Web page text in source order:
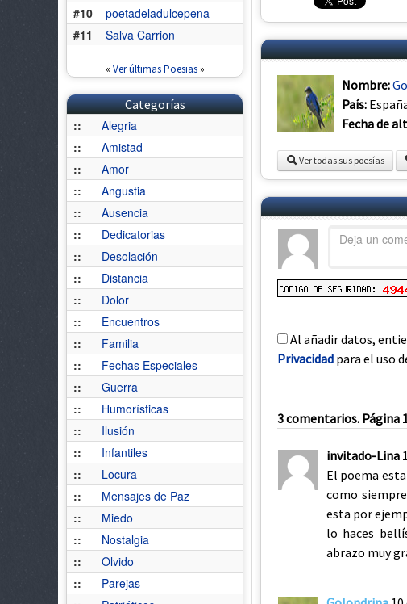
#10
poetadeladulcepena
#11
Salva Carrion
« Ver últimas Poesias»
Categorías
::
Alegria
::
Amistad
::
Amor
::
Angustia
::
Ausencia
::
Dedicatorias
::
Desolación
::
Distancia
::
Dolor
::
Encuentros
::
Familia
::
Fechas Especiales
::
Guerra
::
Humorísticas
::
Ilusión
::
Infantiles
::
Locura
::
Mensajes de Paz
::
Miedo
::
Nostalgia
::
Olvido
::
Parejas
Nombre:
País:
Fecha de
Ver todas sus poesías
Al añadir datos,
Privacidad para el uso
3 comentarios. Página
invitado-Lina
El poema
como
esta por
lo haces
abrazo muy